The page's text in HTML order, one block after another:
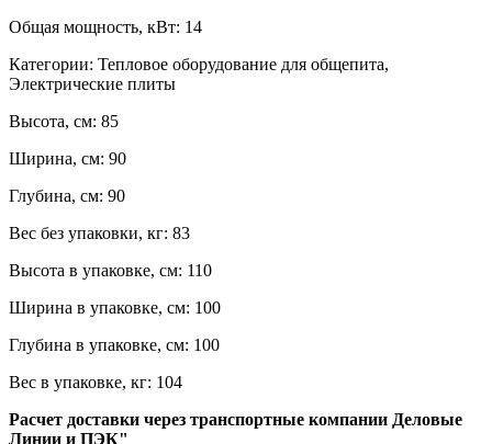
Общая мощность, кВт: 14
Категории: Тепловое оборудование для общепита,
Электрические плиты
Высота, см: 85
Ширина, см: 90
Глубина, см: 90
Вес без упаковки, кг: 83
Высота в упаковке, см: 110
Ширина в упаковке, см: 100
Глубина в упаковке, см: 100
Вес в упаковке, кг: 104
Расчет доставки через транспортные компании Деловые
Линии и ПЭК"